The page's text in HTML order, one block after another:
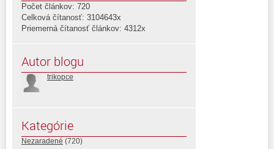
Počet článkov: 720
Celková čítanosť: 3104643x
Priemerná čítanosť článkov: 4312x
Autor blogu
trikopce
Kategórie
Nezaradené (720)